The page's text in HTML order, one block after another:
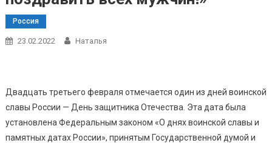
Россия
23.02.2022 Наталья
Двадцать третьего февраля отмечается один из дней воинской
славы России — День защитника Отечества. Эта дата была
установлена Федеральным законом «О днях воинской славы и
памятных датах России», принятым Государственной думой и